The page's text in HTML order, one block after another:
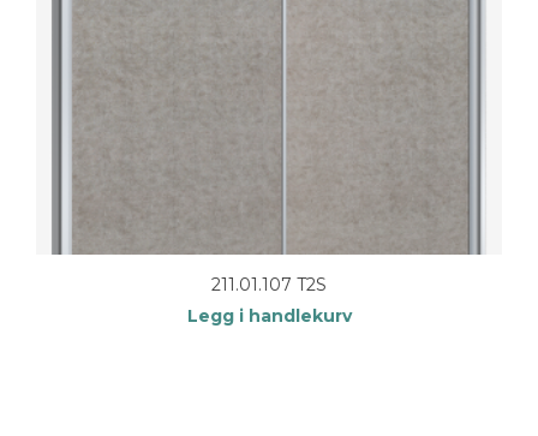
211.01.107 T2S
Legg i handlekurv